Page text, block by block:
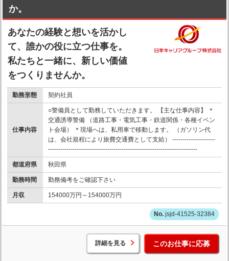
か。
あなたの経験と想いを活かし
て、誰かの役に立つ仕事を。
私たちと一緒に、新しい価値
をつくりませんか。
勤務形態 契約社員
仕事内容
○警備員として勤務していただきます。 【主な仕事内容】 ＊
交通誘導警備 （道路工事・電気工事・鉄道関係・各種イベン
ト会場） ＊現場へは、私用車で移動します。 （ガソリン代
は、会社規程により旅費交通費として支給） ---------------------
-------------------------------------------------------------------------
都道府県 秋田県
勤務時間 勤務備考をご確認下さい
月収 154000万円～154000万円
jsjd-41525-32384
詳細を見る このお仕事に応募